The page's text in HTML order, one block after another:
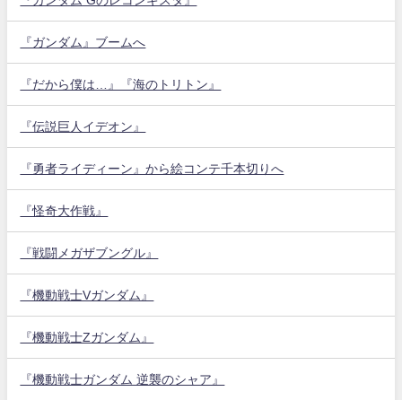
『ガンダム』ブームへ
『だから僕は…』『海のトリトン』
『伝説巨人イデオン』
『勇者ライディーン』から絵コンテ千本切りへ
『怪奇大作戦』
『戦闘メガザブングル』
『機動戦士Vガンダム』
『機動戦士Zガンダム』
『機動戦士ガンダム 逆襲のシャア』